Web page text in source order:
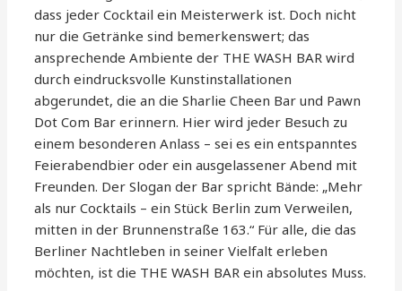
dass jeder Cocktail ein Meisterwerk ist. Doch nicht
nur die Getränke sind bemerkenswert; das
ansprechende Ambiente der THE WASH BAR wird
durch eindrucksvolle Kunstinstallationen
abgerundet, die an die Sharlie Cheen Bar und Pawn
Dot Com Bar erinnern. Hier wird jeder Besuch zu
einem besonderen Anlass – sei es ein entspanntes
Feierabendbier oder ein ausgelassener Abend mit
Freunden. Der Slogan der Bar spricht Bände: „Mehr
als nur Cocktails – ein Stück Berlin zum Verweilen,
mitten in der Brunnenstraße 163.“ Für alle, die das
Berliner Nachtleben in seiner Vielfalt erleben
möchten, ist die THE WASH BAR ein absolutes Muss.